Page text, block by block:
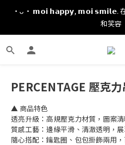
·ᴗ· 𝗺𝗼𝗶 𝗵𝗮𝗽𝗽𝘆, 𝗺𝗼𝗶 𝘀𝗺𝗶𝗹𝗲. 在
和笑容
PERCENTAGE 壓克
▲ 商品特色
透亮升級：高規壓克力材質，圖案清
質感工藝：邊緣平滑、清澈透明，展
隨心搭配：鑰匙圈、包包掛飾兩用，